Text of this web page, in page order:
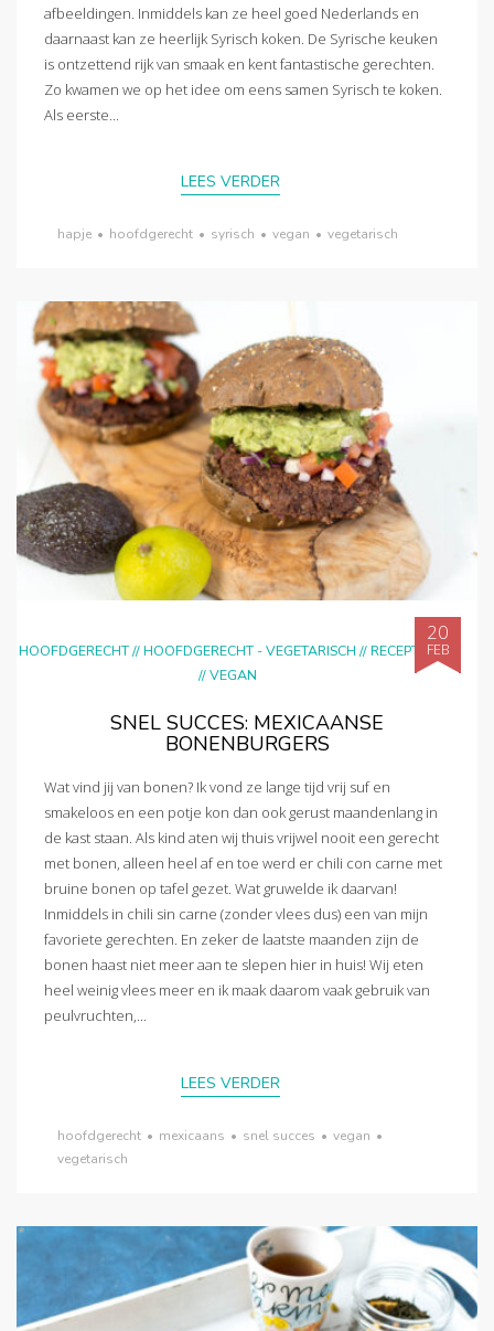
afbeeldingen. Inmiddels kan ze heel goed Nederlands en
daarnaast kan ze heerlijk Syrisch koken. De Syrische keuken
is ontzettend rijk van smaak en kent fantastische gerechten.
Zo kwamen we op het idee om eens samen Syrisch te koken.
Als eerste...
LEES VERDER
hapje • hoofdgerecht • syrisch • vegan • vegetarisch
HOOFDGERECHT//HOOFDGERECHT - VEGETARISCH //RECEPTEN
//VEGAN
20
FEB
SNEL SUCCES: MEXICAANSE
BONENBURGERS
Wat vind jij van bonen? Ik vond ze lange tijd vrij suf en
smakeloos en een potje kon dan ook gerust maandenlang in
de kast staan. Als kind aten wij thuis vrijwel nooit een gerecht
met bonen, alleen heel af en toe werd er chili con carne met
bruine bonen op tafel gezet. Wat gruwelde ik daarvan!
Inmiddels in chili sin carne (zonder vlees dus) een van mijn
favoriete gerechten. En zeker de laatste maanden zijn de
bonen haast niet meer aan te slepen hier in huis! Wij eten
heel weinig vlees meer en ik maak daarom vaak gebruik van
peulvruchten,...
LEES VERDER
hoofdgerecht • mexicaans • snel succes • vegan •
vegetarisch